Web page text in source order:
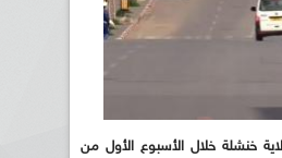
خنشلة خلال الأسبوع الأول من